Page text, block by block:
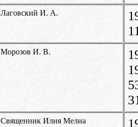
Лаговский И. А.
Морозов И. В.
Священник Илия Мелиа